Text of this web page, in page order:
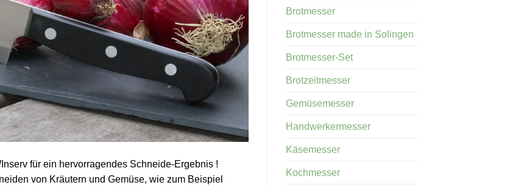
für ein hervorragendes Schneide-Ergebnis !
von Kräutern und Gemüse, wie zum Beispiel
Brotmesser
Brotmesser made in Solingen
Brotmesser-Set
Brotzeitmesser
Gemüsemesser
Handwerkermesser
Käsemesser
Kochmesser